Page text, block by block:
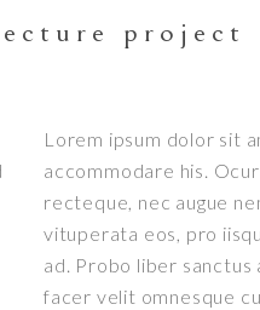
project
Lorem ipsum dolor sit
accommodare his.
recteque, nec augue
vituperata eos, pro
ad. Probo liber
facer velit omnesque